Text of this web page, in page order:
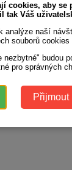
cookies, aby se
tak Váš
analýze naší
souborů
nezbytné" budou
pro správných
Přijmout